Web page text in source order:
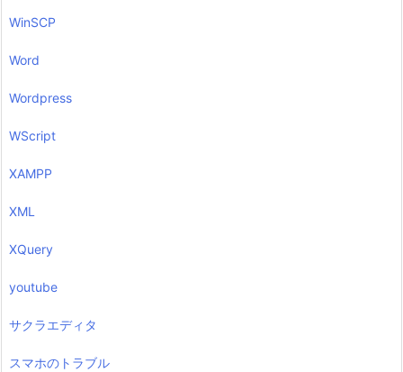
WinSCP
Word
Wordpress
WScript
XAMPP
XML
XQuery
youtube
サクラエディタ
スマホのトラブル